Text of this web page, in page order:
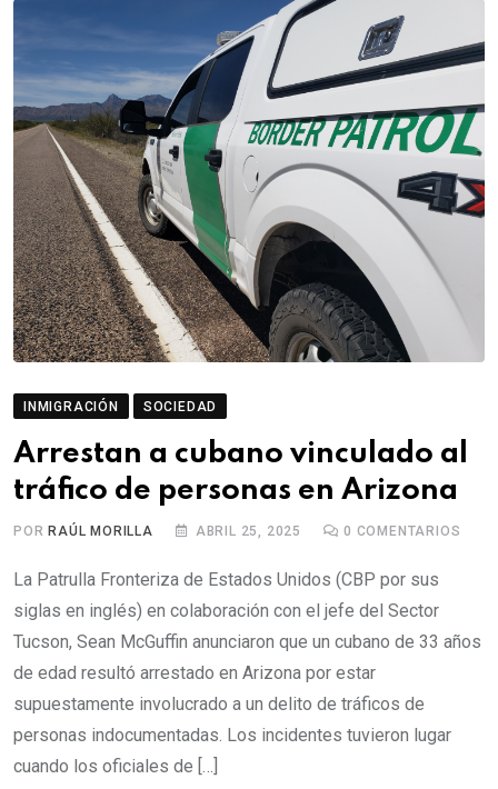
INMIGRACIÓN SOCIEDAD
Arrestan a cubano vinculado al
tráfico de personas en Arizona
PORRAÚL MORILLA ABRIL 25, 2025 0 COMENTARIOS
La Patrulla Fronteriza de Estados Unidos (CBP por sus
siglas en inglés) en colaboración con el jefe del Sector
Tucson, Sean McGuffin anunciaron que un cubano de 33 años
de edad resultó arrestado en Arizona por estar
supuestamente involucrado a un delito de tráficos de
personas indocumentadas. Los incidentes tuvieron lugar
cuando los oficiales de […]